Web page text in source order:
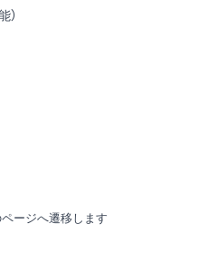
）
ージへ遷移します